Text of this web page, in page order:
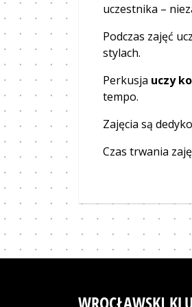
uczestnika –
Podczas zajęć
stylach.
Perkusja uczy
tempo.
Zajęcia są
Czas trwania